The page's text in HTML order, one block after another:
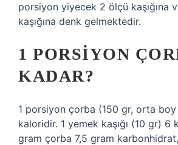
porsiyon yiyecek 2 ölçü kaşığına
kaşığına denk gelmektedir.
1 PORSIYON
KADAR?
1 porsiyon çorba (150 gr, orta
kaloridir. 1 yemek kaşığı (10 gr) 6
gram çorba 7,5 gram